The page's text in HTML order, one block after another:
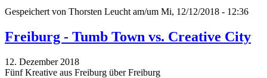
Gespeichert von Thorsten Leucht am/um Mi, 12/12/2018 - 12:36
Freiburg - Tumb Town vs. Creative City
12. Dezember 2018
Fünf Kreative aus Freiburg über Freiburg